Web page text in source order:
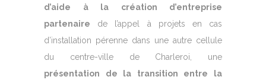
d’aide à la création d’entreprise
partenaire de l’appel à projets en cas
d’installation pérenne dans une autre cellule
du centre-ville de Charleroi, une
présentation de la transition entre la